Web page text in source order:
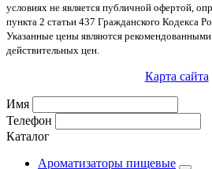
условиях не является публичной офертой,
пункта 2 статьи 437 Гражданского Кодекса
Указанные цены являются рекомендованными
действительных цен.
Карта сайта
Имя
Телефон
Каталог
Ароматизаторы пищевые